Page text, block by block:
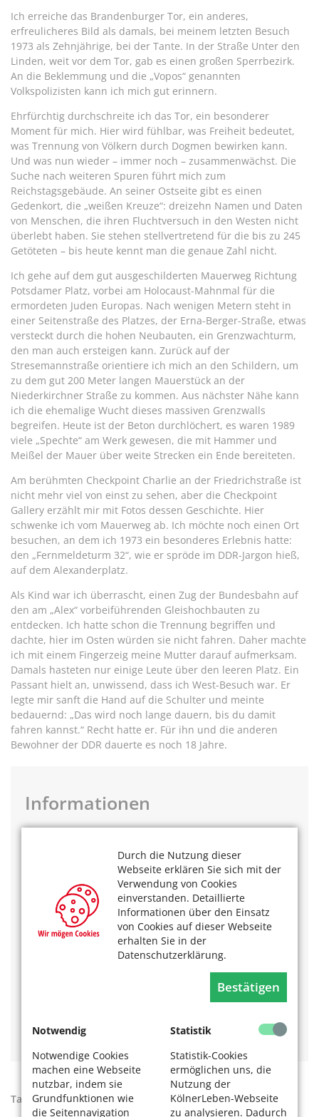
Durch die Nutzung dieser
Webseite erklären Sie sich mit der
Verwendung von Cookies
einverstanden. Detaillierte
Informationen über den Einsatz
von Cookies auf dieser Webseite
erhalten Sie in der
Datenschutzerklärung.
Bestätigen
Notwendig
Notwendige Cookies
machen eine Webseite
nutzbar, indem sie
Grundfunktionen wie
die Seitennavigation
Statistik
Statistik-Cookies
ermöglichen uns, die
Nutzung der
KölnerLeben-Webseite
zu analysieren. Dadurch
Ich erreiche das Brandenburger Tor, ein anderes,
erfreulicheres Bild als damals, bei meinem letzten Besuch
1973 als Zehnjährige, bei der Tante. In der Straße Unter den
Linden, weit vor dem Tor, gab es einen großen Sperrbezirk.
An die Beklemmung und die „Vopos“ genannten
Volkspolizisten kann ich mich gut erinnern.
Ehrfürchtig durchschreite ich das Tor, ein besonderer
Moment für mich. Hier wird fühlbar, was Freiheit bedeutet,
was Trennung von Völkern durch Dogmen bewirken kann.
Und was nun wieder – immer noch – zusammenwächst. Die
Suche nach weiteren Spuren führt mich zum
Reichstagsgebäude. An seiner Ostseite gibt es einen
Gedenkort, die „weißen Kreuze“: dreizehn Namen und Daten
von Menschen, die ihren Fluchtversuch in den Westen nicht
überlebt haben. Sie stehen stellvertretend für die bis zu 245
Getöteten – bis heute kennt man die genaue Zahl nicht.
Ich gehe auf dem gut ausgeschilderten Mauerweg Richtung
Potsdamer Platz, vorbei am Holocaust-Mahnmal für die
ermordeten Juden Europas. Nach wenigen Metern steht in
einer Seitenstraße des Platzes, der Erna-Berger-Straße, etwas
versteckt durch die hohen Neubauten, ein Grenzwachturm,
den man auch ersteigen kann. Zurück auf der
Stresemannstraße orientiere ich mich an den Schildern, um
zu dem gut 200 Meter langen Mauerstück an der
Niederkirchner Straße zu kommen. Aus nächster Nähe kann
ich die ehemalige Wucht dieses massiven Grenzwalls
begreifen. Heute ist der Beton durchlöchert, es waren 1989
viele „Spechte“ am Werk gewesen, die mit Hammer und
Meißel der Mauer über weite Strecken ein Ende bereiteten.
Am berühmten Checkpoint Charlie an der Friedrichstraße ist
nicht mehr viel von einst zu sehen, aber die Checkpoint
Gallery erzählt mir mit Fotos dessen Geschichte. Hier
schwenke ich vom Mauerweg ab. Ich möchte noch einen Ort
besuchen, an dem ich 1973 ein besonderes Erlebnis hatte:
den „Fernmeldeturm 32“, wie er spröde im DDR-Jargon hieß,
auf dem Alexanderplatz.
Als Kind war ich überrascht, einen Zug der Bundesbahn auf
den am „Alex“ vorbeiführenden Gleishochbauten zu
entdecken. Ich hatte schon die Trennung begriffen und
dachte, hier im Osten würden sie nicht fahren. Daher machte
ich mit einem Fingerzeig meine Mutter darauf aufmerksam.
Damals hasteten nur einige Leute über den leeren Platz. Ein
Passant hielt an, unwissend, dass ich West-Besuch war. Er
legte mir sanft die Hand auf die Schulter und meinte
bedauernd: „Das wird noch lange dauern, bis du damit
fahren kannst.“ Recht hatte er. Für ihn und die anderen
Bewohner der DDR dauerte es noch 18 Jahre.
Informationen
Die insgesamt 160 Kilometer sind zu Fuß oder per Rad
zu bewältigen. Der gut beschilderte und größtenteils
barrierefreie Weg kann auf 14 Einzelstrecken von 7 bis
14 Kilometer Länge erkundet werden. Prospekte mit
den Routen gibt es bei:
Senatsverwaltung für Umwelt, Verkehr und
Webseitezum Mauerweg
Tags: Berliner Mauer , Mauerfall